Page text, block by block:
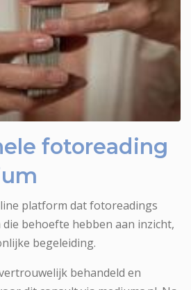
fotoreading
platform dat fotoreadings
behoefte hebben aan inzicht,
begeleiding.
behandeld en